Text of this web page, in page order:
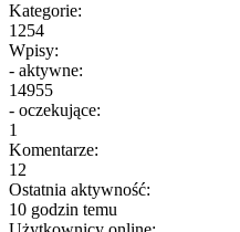
Kategorie:
1254
Wpisy:
- aktywne:
14955
- oczekujące:
1
Komentarze:
12
Ostatnia aktywność:
10 godzin temu